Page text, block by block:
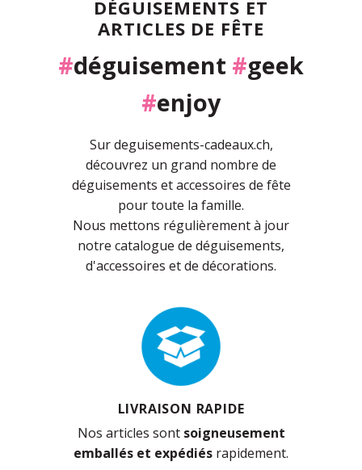
DÉGUISEMENTS ET
ARTICLES DE FÊTE
#déguisement #geek
#enjoy
Sur deguisements-cadeaux.ch,
découvrez un grand nombre de
déguisements et accessoires de fête
pour toute la famille.
Nous mettons régulièrement à jour
notre catalogue de déguisements,
d'accessoires et de décorations.
LIVRAISON RAPIDE
Nos articles sont soigneusement
emballés et expédiés rapidement.